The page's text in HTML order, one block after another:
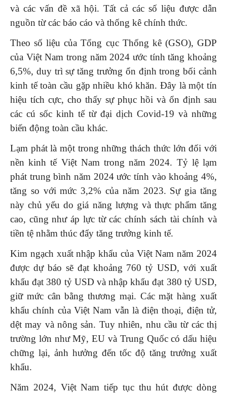
và các vấn đề xã hội. Tất cả các số liệu được dẫn
nguồn từ các báo cáo và thống kê chính thức.
Theo số liệu của Tổng cục Thống kê (GSO), GDP
của Việt Nam trong năm 2024 ước tính tăng khoảng
6,5%, duy trì sự tăng trưởng ổn định trong bối cảnh
kinh tế toàn cầu gặp nhiều khó khăn. Đây là một tín
hiệu tích cực, cho thấy sự phục hồi và ổn định sau
các cú sốc kinh tế từ đại dịch Covid-19 và những
biến động toàn cầu khác.
Lạm phát là một trong những thách thức lớn đối với
nền kinh tế Việt Nam trong năm 2024. Tỷ lệ lạm
phát trung bình năm 2024 ước tính vào khoảng 4%,
tăng so với mức 3,2% của năm 2023. Sự gia tăng
này chủ yếu do giá năng lượng và thực phẩm tăng
cao, cũng như áp lực từ các chính sách tài chính và
tiền tệ nhằm thúc đẩy tăng trưởng kinh tế.
Kim ngạch xuất nhập khẩu của Việt Nam năm 2024
được dự báo sẽ đạt khoảng 760 tỷ USD, với xuất
khẩu đạt 380 tỷ USD và nhập khẩu đạt 380 tỷ USD,
giữ mức cân bằng thương mại. Các mặt hàng xuất
khẩu chính của Việt Nam vẫn là điện thoại, điện tử,
dệt may và nông sản. Tuy nhiên, nhu cầu từ các thị
trường lớn như Mỹ, EU và Trung Quốc có dấu hiệu
chững lại, ảnh hưởng đến tốc độ tăng trưởng xuất
khẩu.
Năm 2024, Việt Nam tiếp tục thu hút được dòng